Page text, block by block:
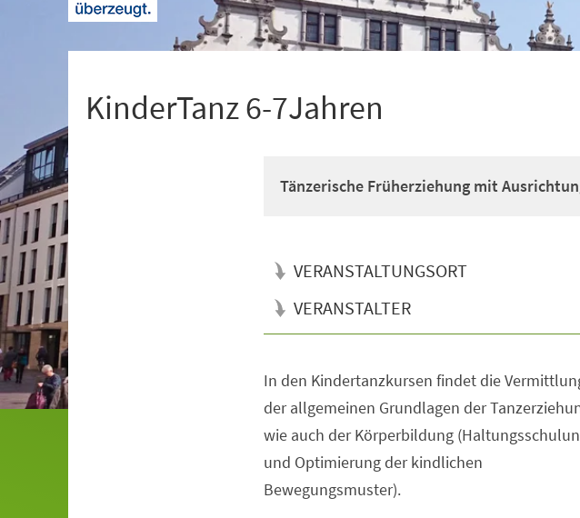
KinderTanz 6-7Jahren
Tänzerische Früherziehung mit
VERANSTALTUNGSORT
VERANSTALTER
In den Kindertanzkursen findet die
der allgemeinen Grundlagen der
wie auch der Körperbildung
und Optimierung der kindlichen
Bewegungsmuster).